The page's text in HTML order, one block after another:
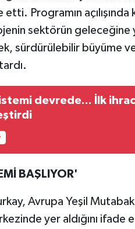
Programın açılışında
sektörün geleceğine
sürdürülebilir büyüme
devrede... İlk
BAŞLIYOR'
Avrupa Yeşil
yer aldığını ifade